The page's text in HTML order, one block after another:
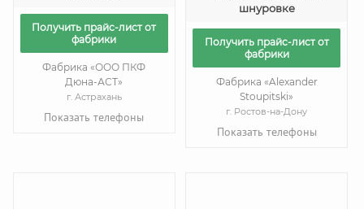
Получить прайс-лист от
фабрики
Фабрика «ООО ПКФ
Дюна-АСТ»
г. Астрахань
Показать телефоны
шнуровке
Получить прайс-лист от
фабрики
Фабрика «Alexander
Stoupitski»
г. Ростов-на-Дону
Показать телефоны